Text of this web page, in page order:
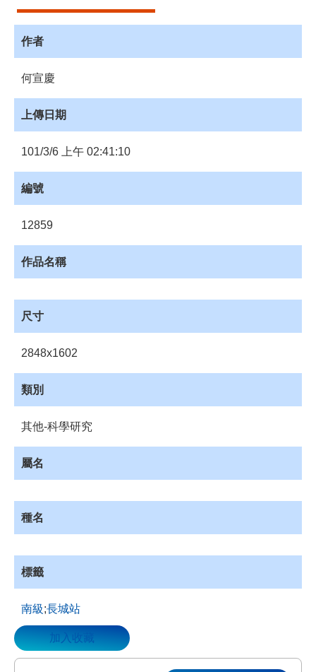
詢
務
區
首
頁
館
登
導
物
下
管
資
源
理
源
收
登
入
作者
何宣慶
上傳日期
101/3/6 上午 02:41:10
編號
12859
作品名稱
尺寸
2848x1602
類別
其他-科學研究
屬名
種名
標籤
南級;長城站
加入收藏